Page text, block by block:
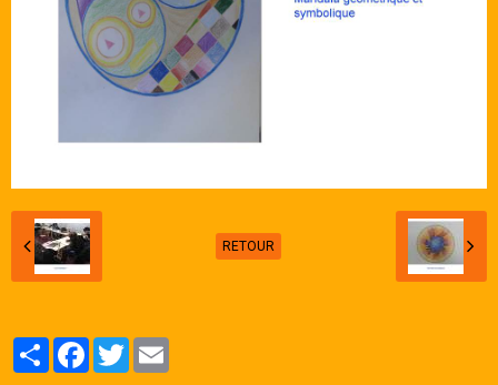
Galerie
RETOUR
PartagerFacebook
Twitter